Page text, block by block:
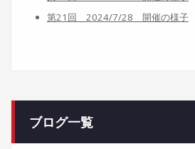
第21回 2024/7/28 開催の様子
ブログ一覧